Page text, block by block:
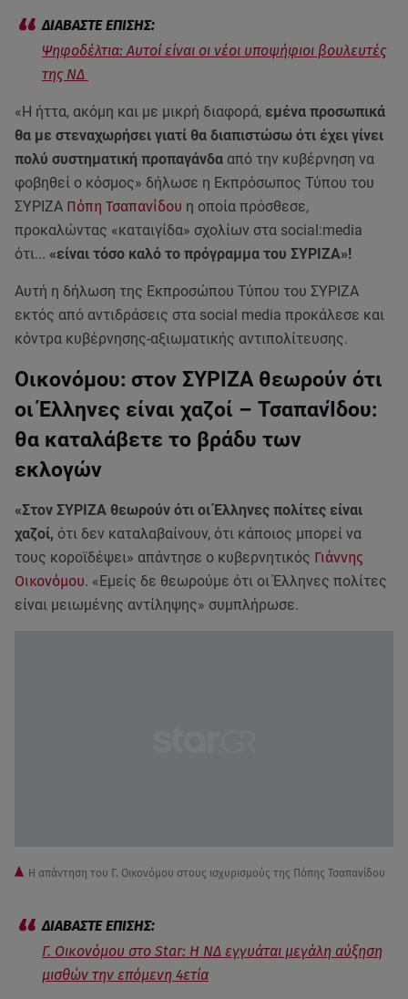
Ψηφοδέλτια: Αυτοί είναι οι νέοι υποψήφιοι βουλευτές
της ΝΔ
«Η ήττα, ακόμη και με μικρή διαφορά, εμένα προσωπικά
θα με στεναχωρήσει γιατί θα διαπιστώσω ότι έχει γίνει
πολύ συστηματική προπαγάνδα από την κυβέρνηση να
φοβηθεί ο κόσμος» δήλωσε η Εκπρόσωπος Τύπου του
ΣΥΡΙΖΑ Πόπη Τσαπανίδου η οποία πρόσθεσε,
προκαλώντας «καταιγίδα» σχολίων στα social:media
ότι... «είναι τόσο καλό το πρόγραμμα του ΣΥΡΙΖΑ»!
Αυτή η δήλωση της Εκπροσώπου Τύπου του ΣΥΡΙΖΑ
εκτός από αντιδράσεις στα social media προκάλεσε και
κόντρα κυβέρνησης-αξιωματικής αντιπολίτευσης.
Οικονόμου: στον ΣΥΡΙΖΑ θεωρούν ότι
οι Έλληνες είναι χαζοί – ΤσαπανΊδου:
θα καταλάβετε το βράδυ των
εκλογών
«Στον ΣΥΡΙΖΑ θεωρούν ότι οι Έλληνες πολίτες είναι
χαζοί, ότι δεν καταλαβαίνουν, ότι κάποιος μπορεί να
τους κοροϊδέψει» απάντησε ο κυβερνητικός Γιάννης
Οικονόμου. «Εμείς δε θεωρούμε ότι οι Έλληνες πολίτες
είναι μειωμένης αντίληψης» συμπλήρωσε.
Η απάντηση του Γ. Οικονόμου στους ισχυρισμούς της Πόπης Τσαπανίδου
Γ. Οικονόμου στο Star: Η ΝΔ εγγυάται μεγάλη αύξηση
μισθών την επόμενη 4ετία